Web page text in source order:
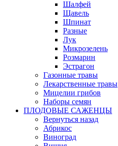
Шалфей
Щавель
Шпинат
Разные
Лук
Микрозелень
Розмарин
Эстрагон
Газонные травы
Лекарственные травы
Мицелии грибов
Наборы семян
ПЛОДОВЫЕ САЖЕНЦЫ
Вернуться назад
Абрикос
Виноград